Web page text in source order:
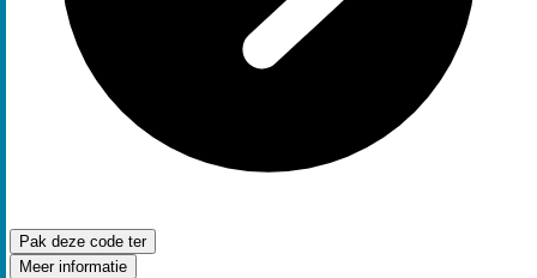
Pak deze code ter
Meer informatie